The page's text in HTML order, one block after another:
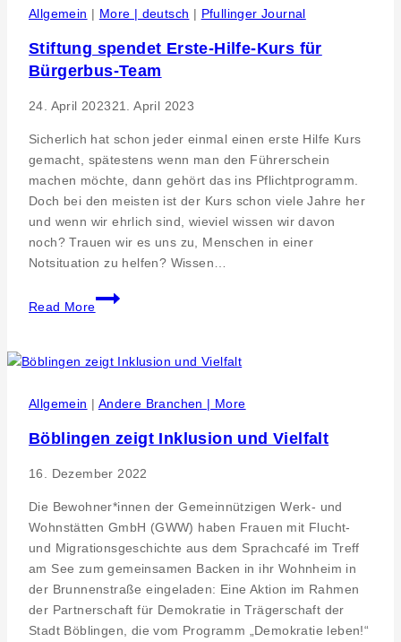
Weckmann
Pfullingen
Allgemein | More | deutsch | Pfullinger Journal
Stiftung spendet Erste-Hilfe-Kurs für
Bürgerbus-Team
24. April 202321. April 2023
Sicherlich hat schon jeder einmal einen erste Hilfe Kurs
gemacht, spätestens wenn man den Führerschein
machen möchte, dann gehört das ins Pflichtprogramm.
Doch bei den meisten ist der Kurs schon viele Jahre her
und wenn wir ehrlich sind, wieviel wissen wir davon
noch? Trauen wir es uns zu, Menschen in einer
Notsituation zu helfen? Wissen…
Read More
Stiftung
spendet
Hilfe-
für
Team
Allgemein | Andere Branchen | More
Böblingen zeigt Inklusion und Vielfalt
16. Dezember 2022
Die Bewohner*innen der Gemeinnützigen Werk- und
Wohnstätten GmbH (GWW) haben Frauen mit Flucht-
und Migrationsgeschichte aus dem Sprachcafé im Treff
am See zum gemeinsamen Backen in ihr Wohnheim in
der Brunnenstraße eingeladen: Eine Aktion im Rahmen
der Partnerschaft für Demokratie in Trägerschaft der
Stadt Böblingen, die vom Programm „Demokratie leben!“